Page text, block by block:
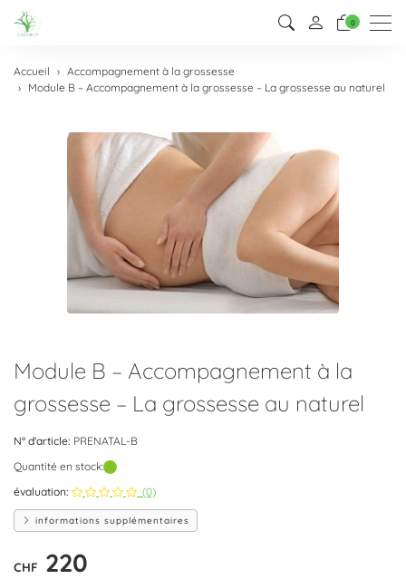
0
Accueil
Accompagnement à la grossesse
Module B – Accompagnement à la grossesse – La grossesse au naturel
Module B – Accompagnement à la
grossesse – La grossesse au naturel
N° d'article: PRENATAL-B
Quantité en stock:
évaluation:
(0)
informations supplémentaires
CHF 220